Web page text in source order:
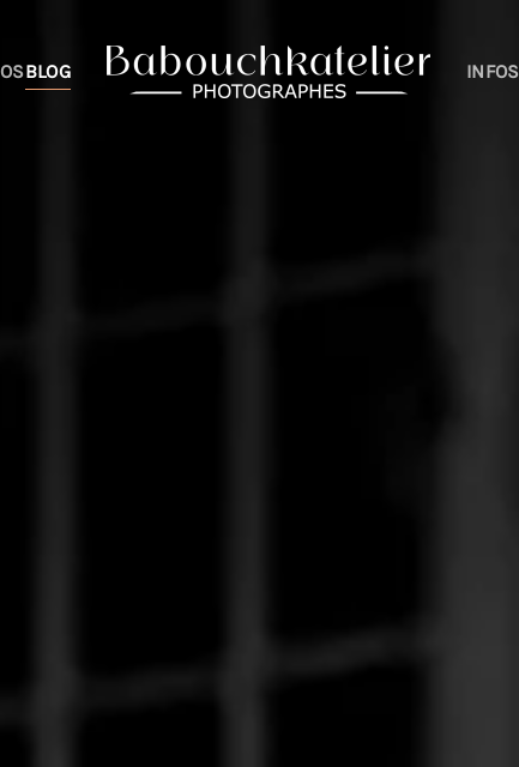
BLOG INFOS